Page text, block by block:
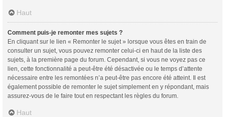
Haut
Comment puis-je remonter mes sujets ?
En cliquant sur le lien « Remonter le sujet » lorsque vous êtes en train de
consulter un sujet, vous pouvez remonter celui-ci en haut de la liste des
sujets, à la première page du forum. Cependant, si vous ne voyez pas ce
lien, cette fonctionnalité a peut-être été désactivée ou le temps d’attente
nécessaire entre les remontées n’a peut-être pas encore été atteint. Il est
également possible de remonter le sujet simplement en y répondant, mais
assurez-vous de le faire tout en respectant les règles du forum.
Haut